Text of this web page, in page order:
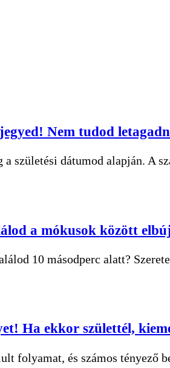
Nem tudod
születési dátumod alapján. A
a mókusok között
10 másodperc alatt?
Ha ekkor születtél,
folyamat, és számos tényező